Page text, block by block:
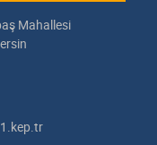
Mahallesi